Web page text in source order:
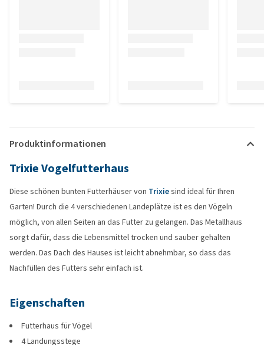
Produktinformationen
Trixie Vogelfutterhaus
Diese schönen bunten Futterhäuser von Trixiesind ideal für Ihren
Garten! Durch die 4 verschiedenen Landeplätze ist es den Vögeln
möglich, von allen Seiten an das Futter zu gelangen. Das Metallhaus
sorgt dafür, dass die Lebensmittel trocken und sauber gehalten
werden. Das Dach des Hauses ist leicht abnehmbar, so dass das
Nachfüllen des Futters sehr einfach ist.
Eigenschaften
Futterhaus für Vögel
4 Landungsstege